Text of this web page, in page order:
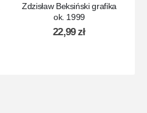
Zdzisław Beksiński grafika
ok. 1999
22,99zł